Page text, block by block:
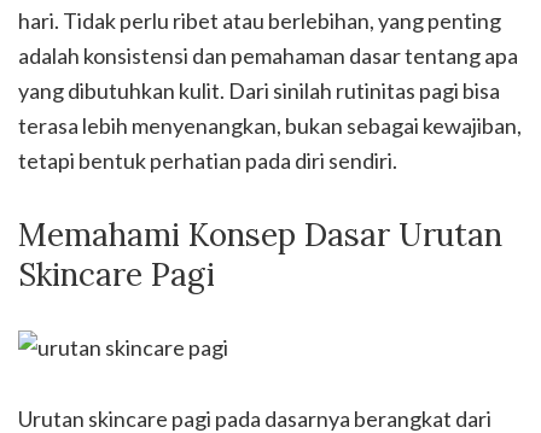
hari. Tidak perlu ribet atau berlebihan, yang penting
adalah konsistensi dan pemahaman dasar tentang apa
yang dibutuhkan kulit. Dari sinilah rutinitas pagi bisa
terasa lebih menyenangkan, bukan sebagai kewajiban,
tetapi bentuk perhatian pada diri sendiri.
Memahami Konsep Dasar Urutan
Skincare Pagi
Urutan skincare pagi pada dasarnya berangkat dari